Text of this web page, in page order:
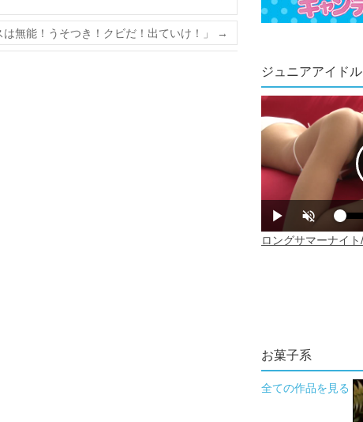
無能！うそつき！クビだ！出ていけ！」
→
ジュニアアイドル
お菓子系
全ての作品を見る